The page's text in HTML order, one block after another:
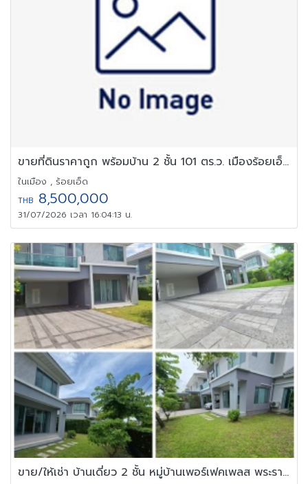
ขายที่ดินราคาถูก พร้อมบ้าน 2 ชั้น 101 ตร.ว. เมืองร้อยเอ็ด ทำเลดี
ในเมือง , ร้อยเอ็ด
THB 8,500,000
31/07/2026 เวลา 16:04:13 น.
ขาย/ให้เช่า บ้านเดี่ยว 2 ชั้น หมู่บ้านเพอร์เฟคเพลส พระราม 9